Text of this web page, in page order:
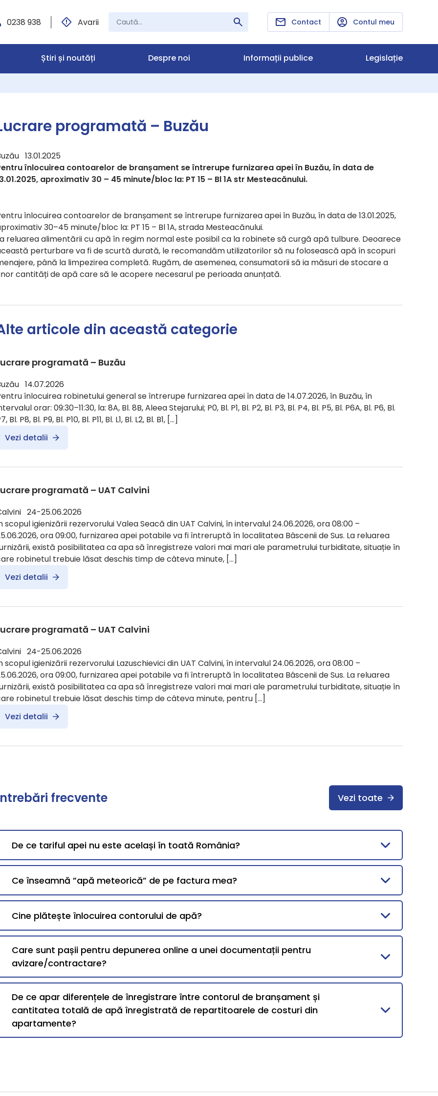
0238 938 Avarii Contact Contul meu
Știri și noutăți Despre noi Informații publice Legislație
programată – Buzău
13.01.2025
înlocuirea contoarelor de branșament se întrerupe furnizarea apei în Buzău, în data de
aproximativ 30 – 45 minute/bloc la: PT 15 – Bl 1A str Mesteacănului.
înlocuirea contoarelor de branșament se întrerupe furnizarea apei în Buzău, în data de 13.01.2025,
30–45 minute/bloc la: PT 15 – Bl 1A, strada Mesteacănului.
reluarea alimentării cu apă în regim normal este posibil ca la robinete să curgă apă tulbure. Deoarece
perturbare va fi de scurtă durată, le recomandăm utilizatorilor să nu folosească apă în scopuri
până la limpezirea completă. Rugăm, de asemenea, consumatorii să ia măsuri de stocare a
cantități de apă care să le acopere necesarul pe perioada anunțată.
articole din această categorie
programată – Buzău
14.07.2026
înlocuirea robinetului general se întrerupe furnizarea apei în data de 14.07.2026, în Buzău, în
orar: 09:30–11:30, la: 8A, Bl. 8B, Aleea Stejarului; P0, Bl. P1, Bl. P2, Bl. P3, Bl. P4, Bl. P5, Bl. P6A, Bl. P6, Bl.
Bl. P8, Bl. P9, Bl. P10, Bl. P11, Bl. L1, Bl. L2, Bl. B1, […]
Vezi detalii
programată – UAT Calvini
24-25.06.2026
scopul igienizării rezervorului Valea Seacă din UAT Calvini, în intervalul 24.06.2026, ora 08:00 –
ora 09:00, furnizarea apei potabile va fi întreruptă în localitatea Bâscenii de Sus. La reluarea
există posibilitatea ca apa să înregistreze valori mai mari ale parametrului turbiditate, situație în
robinetul trebuie lăsat deschis timp de câteva minute, […]
Vezi detalii
programată – UAT Calvini
24-25.06.2026
scopul igienizării rezervorului Lazuschievici din UAT Calvini, în intervalul 24.06.2026, ora 08:00 –
ora 09:00, furnizarea apei potabile va fi întreruptă în localitatea Bâscenii de Sus. La reluarea
există posibilitatea ca apa să înregistreze valori mai mari ale parametrului turbiditate, situație în
robinetul trebuie lăsat deschis timp de câteva minute, pentru […]
Vezi detalii
frecvente Vezi toate
De ce tariful apei nu este același în toată România?
Ce înseamnă ”apă meteorică” de pe factura mea?
Cine plătește înlocuirea contorului de apă?
Care sunt pașii pentru depunerea online a unei documentații pentru
avizare/contractare?
De ce apar diferențele de înregistrare între contorul de branșament și
cantitatea totală de apă înregistrată de repartitoarele de costuri din
apartamente?